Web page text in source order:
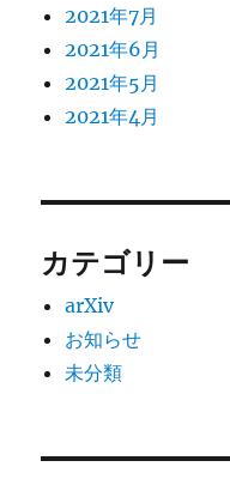
2021年7月
2021年6月
2021年5月
2021年4月
カテゴリー
arXiv
お知らせ
未分類